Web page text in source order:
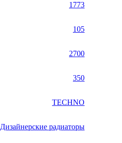
1773
105
2700
350
TECHNO
Дизайнерские радиаторы